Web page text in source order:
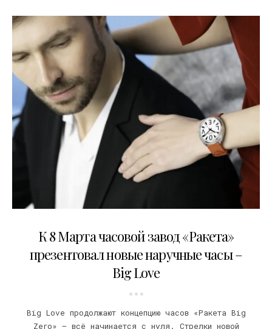
К 8 Марта часовой завод «Ракета»
презентовал новые наручные часы –
Big Love
Big Love продолжают концепцию часов «Ракета Big
Zero» – всё начинается с нуля. Стрелки новой